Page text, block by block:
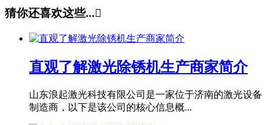
猜你还喜欢这些...
直观了解激光除锈机生产商家简介
山东浪起激光科技有限公司是一家位于济南的激光设备
制造商，以下是该公司的核心信息概...